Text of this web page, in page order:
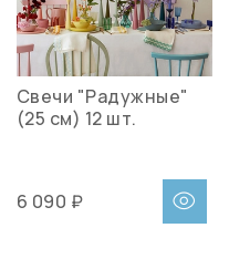
Свечи "Радужные"
(25 см) 12 шт.
6 090 ₽